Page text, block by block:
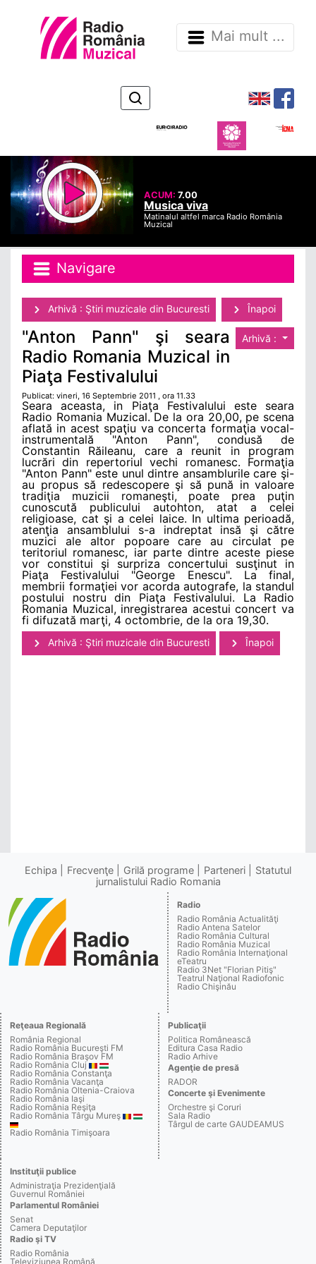
Mai mult ...
ACUM:7.00
Musica viva
Matinalul altfel marca Radio România
Muzical
Navigare
Arhivă : Ştiri muzicale din Bucuresti Înapoi
Arhivă :
"Anton Pann" şi seara
Radio Romania Muzical in
Piaţa Festivalului
Publicat: vineri, 16 Septembrie 2011 , ora 11.33
Seara aceasta, in Piaţa Festivalului este seara
Radio Romania Muzical. De la ora 20,00, pe scena
aflată in acest spaţiu va concerta formaţia vocal-
instrumentală "Anton Pann", condusă de
Constantin Răileanu, care a reunit in program
lucrări din repertoriul vechi romanesc. Formaţia
"Anton Pann" este unul dintre ansamblurile care şi-
au propus să redescopere şi să pună in valoare
tradiţia muzicii romaneşti, poate prea puţin
cunoscută publicului autohton, atat a celei
religioase, cat şi a celei laice. In ultima perioadă,
atenţia ansamblului s-a indreptat insă şi către
muzici ale altor popoare care au circulat pe
teritoriul romanesc, iar parte dintre aceste piese
vor constitui şi surpriza concertului susţinut in
Piaţa Festivalului "George Enescu". La final,
membrii formaţiei vor acorda autografe, la standul
postului nostru din Piaţa Festivalului. La Radio
Romania Muzical, inregistrarea acestui concert va
fi difuzată marţi, 4 octombrie, de la ora 19,30.
Arhivă : Ştiri muzicale din Bucuresti Înapoi
Echipa Frecvenţe Grilă programe Parteneri
Statutul
jurnalistului Radio Romania
Radio
Radio România Actualităţi
Radio Antena Satelor
Radio România Cultural
Radio România Muzical
Radio România Internaţional
eTeatru
Radio 3Net "Florian Pitiş"
Teatrul Naţional Radiofonic
Radio Chişinău
Reţeaua Regională
România Regional
Radio România Bucureşti FM
Radio România Braşov FM
Radio România Cluj
Radio România Constanţa
Radio România Vacanţa
Radio România Oltenia-Craiova
Radio România Iaşi
Radio România Reşiţa
Radio România Târgu Mureş
Radio România Timişoara
Publicaţii
Politica Românească
Editura Casa Radio
Radio Arhive
Agenţie de presă
RADOR
Concerte şi Evenimente
Orchestre şi Coruri
Sala Radio
Târgul de carte GAUDEAMUS
Instituţii publice
Administraţia Prezidenţială
Guvernul României
Parlamentul României
Senat
Camera Deputaţilor
Radio şi TV
Radio România
Televiziunea Română